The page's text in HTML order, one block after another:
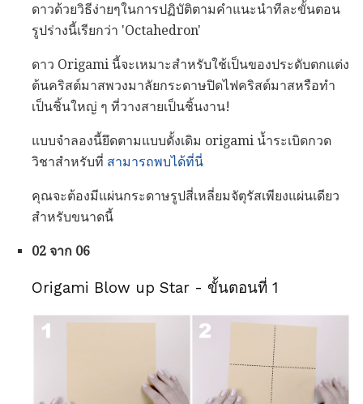
ดาวด้วยวิธีง่ายๆในการปฏิบัติตามคำแนะนำทีละขั้นตอน
รูปร่างนี้เรียกว่า 'Octahedron'
ดาว Origami นี้จะเหมาะสำหรับใช้เป็นของประดับตกแต่ง
ต้นคริสต์มาสพวงมาลัยกระดาษปิดไฟคริสต์มาสหรือทำ
เป็นชิ้นใหญ่ ๆ ที่วางสายเป็นชิ้นงาน!
แบบจำลองนี้ยึดตามแบบดั้งเดิม origami น้ำระเบิดกวด
วิชาสำหรับที่ สามารถพบได้ที่นี่
คุณจะต้องมีแผ่นกระดาษรูปสี่เหลี่ยมจัตุรัสเพียงแผ่นเดียว
สำหรับขนาดนี้
02 จาก 06
Origami Blow up Star - ขั้นตอนที่ 1